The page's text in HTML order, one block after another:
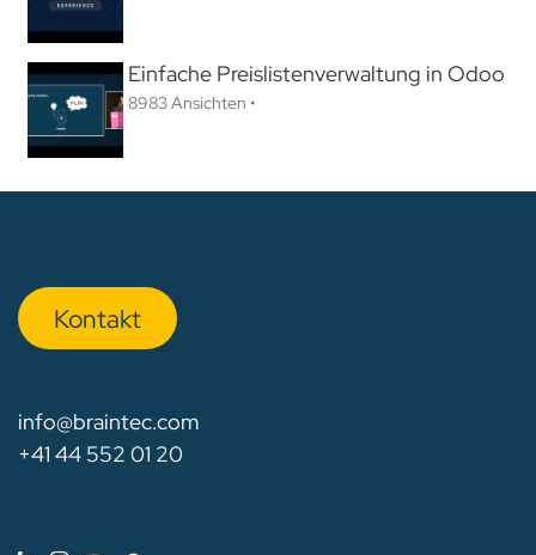
Einfache Preislistenverwaltung in Odoo
8983 Ansichten •
Kon​​​​​​ta​​kt
info@braintec.com
+41 44 552 01 20